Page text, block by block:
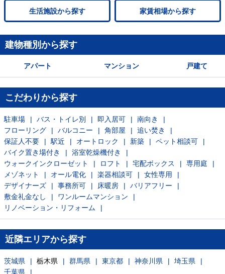
生活施設から探す 家賃相場から探す
建物種別から探す
アパート マンション 戸建て
こだわりから探す
駐車場 バス・トイレ別 即入居可
南向き
フローリング
バルコニー 角部屋
追い焚き
保証人不要
駅近 オートロック 新築
ペット相談可
バイク置き場付き
浴室乾燥機付き
ウォークインクローゼット
ロフト 宅配ボックス
専用庭
メゾネット
オール電化 楽器相談可
女性専用
デザイナーズ
事務所可 床暖房
バリアフリー
敷金礼金なし
ワンルームマンション
リノベーション・リフォーム
近隣エリアから探す
茨城県 栃木県 群馬県 東京都 神奈川県
埼玉県
千葉県